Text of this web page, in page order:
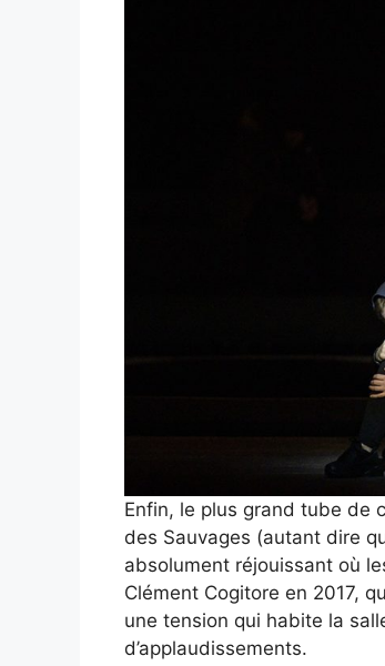
Enfin, le plus grand tube de
des Sauvages (autant dire
absolument réjouissant où
Clément Cogitore en 2017,
une tension qui habite la
d’applaudissements.